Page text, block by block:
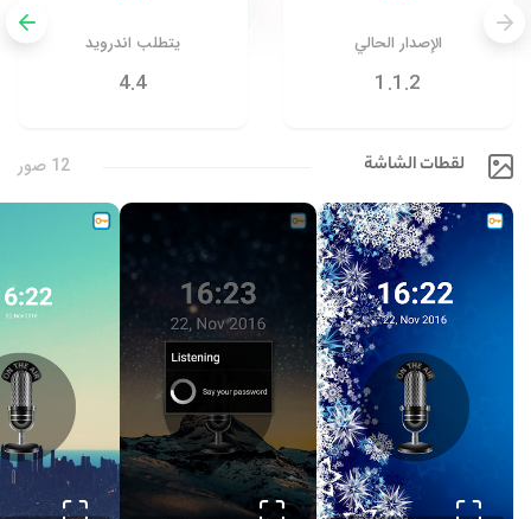
الإصدار الحالي
1.1.2
يتطلب اندرويد
4.4
لقطات الشاشة 12 صور